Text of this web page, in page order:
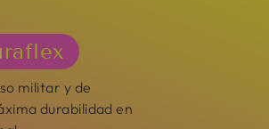
militar y de
durabilidad en